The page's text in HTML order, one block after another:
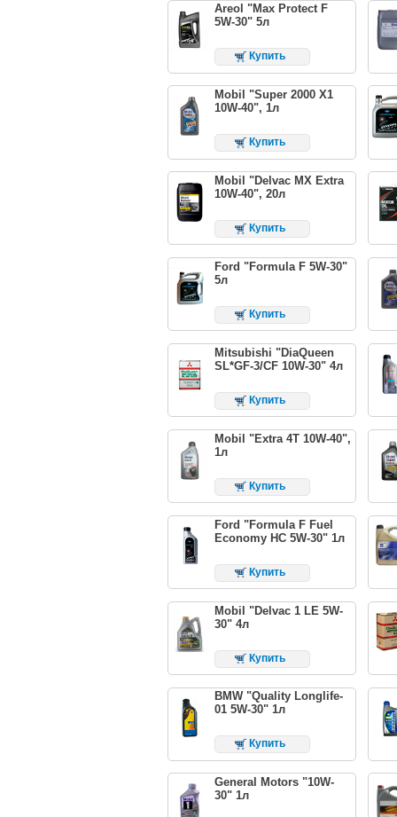
Areol "Max Protect F
5W-30" 5л
Купить
Mobil "Super 2000 X1
10W-40", 1л
Купить
Mobil "Delvac MX Extra
10W-40", 20л
Купить
Ford "Formula F 5W-30"
5л
Купить
Mitsubishi "DiaQueen
SL*GF-3/CF 10W-30" 4л
Купить
Mobil "Extra 4T 10W-40",
1л
Купить
Ford "Formula F Fuel
Economy HC 5W-30" 1л
Купить
Mobil "Delvac 1 LE 5W-
30" 4л
Купить
BMW "Quality Longlife-
01 5W-30" 1л
Купить
General Motors "10W-
30" 1л